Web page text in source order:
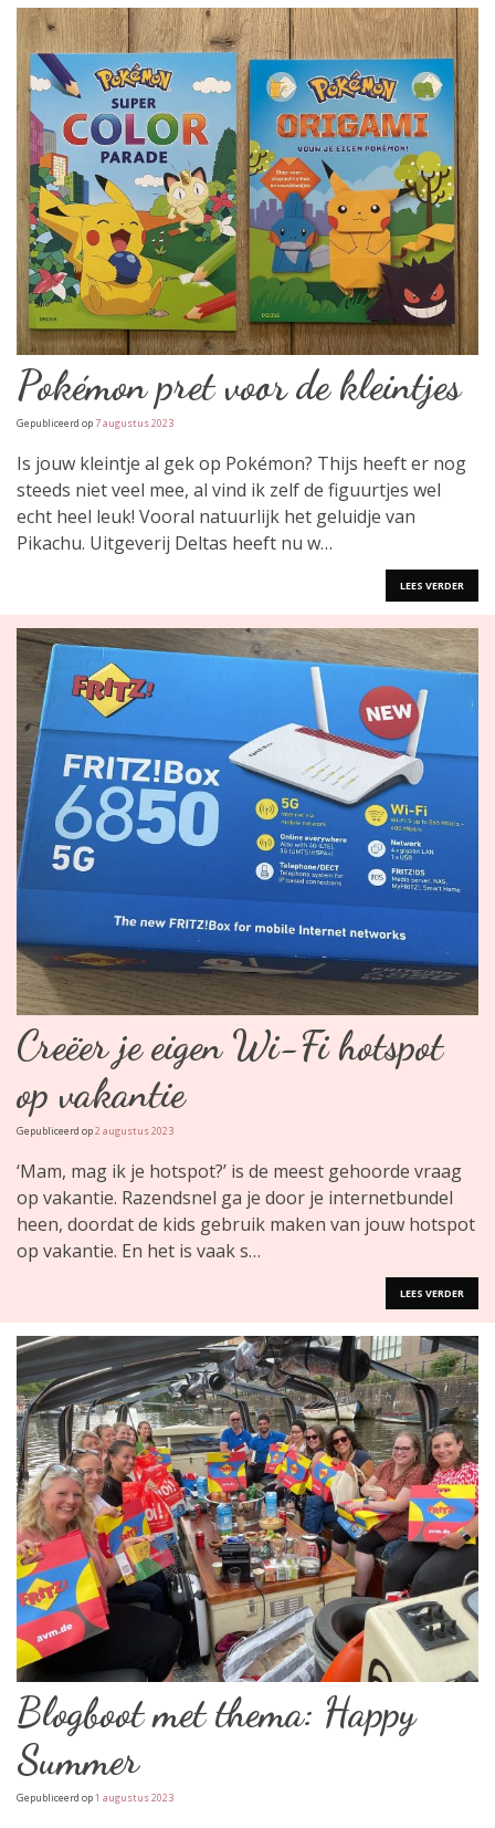
Pokémon pret voor de kleintjes
Gepubliceerd op7 augustus 2023
Is jouw kleintje al gek op Pokémon? Thijs heeft er nog
steeds niet veel mee, al vind ik zelf de figuurtjes wel
echt heel leuk! Vooral natuurlijk het geluidje van
Pikachu. Uitgeverij Deltas heeft nu w…
LEES VERDER
Creëer je eigen Wi-Fi hotspot
op vakantie
Gepubliceerd op2 augustus 2023
‘Mam, mag ik je hotspot?’ is de meest gehoorde vraag
op vakantie. Razendsnel ga je door je internetbundel
heen, doordat de kids gebruik maken van jouw hotspot
op vakantie. En het is vaak s…
LEES VERDER
Blogboot met thema: Happy
Summer
Gepubliceerd op1 augustus 2023